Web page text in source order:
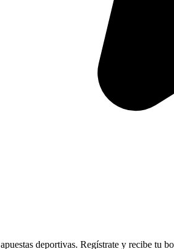
deportivas. Regístrate y recibe tu